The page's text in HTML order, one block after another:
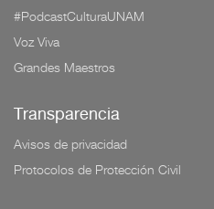
#PodcastCulturaUNAM
Voz Viva
Grandes Maestros
Transparencia
Avisos de privacidad
Protocolos de Protección Civil